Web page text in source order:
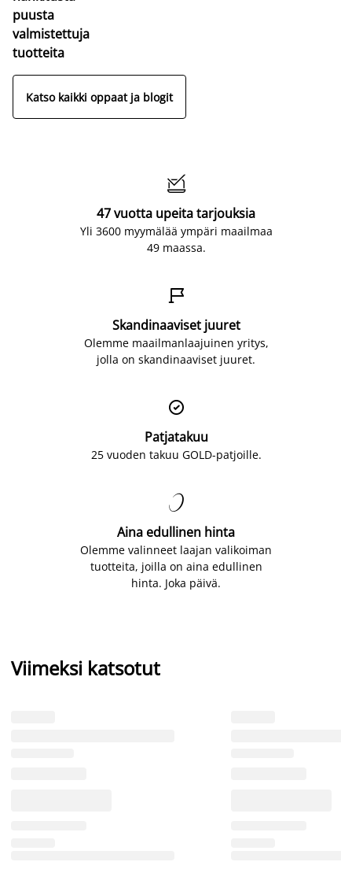
puusta
valmistettuja
tuotteita
Katso kaikki oppaat ja blogit

47 vuotta upeita tarjouksia
Yli 3600 myymälää ympäri maailmaa
49 maassa.

Skandinaaviset juuret
Olemme maailmanlaajuinen yritys,
jolla on skandinaaviset juuret.

Patjatakuu
25 vuoden takuu GOLD-patjoille.

Aina edullinen hinta
Olemme valinneet laajan valikoiman
tuotteita, joilla on aina edullinen
hinta. Joka päivä.
Viimeksi katsotut